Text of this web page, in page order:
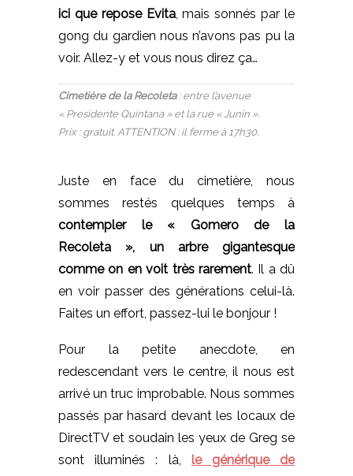
ici que repose Evita, mais sonnés par le
gong du gardien nous n’avons pas pu la
voir. Allez-y et vous nous direz ça…
Cimetière de la Recoleta: entre l’avenue
« Presidente Quintana » et la rue « Junin ».
Prix : gratuit. ATTENTION : il ferme à 17h30.
Juste en face du cimetière, nous
sommes restés quelques temps à
contempler le « Gomero de la
Recoleta », un arbre gigantesque
comme on en voit très rarement. Il a dû
en voir passer des générations celui-là.
Faites un effort, passez-lui le bonjour !
Pour la petite anecdote, en
redescendant vers le centre, il nous est
arrivé un truc improbable. Nous sommes
passés par hasard devant les locaux de
DirectTV et soudain les yeux de Greg se
sont illuminés : là, le générique de